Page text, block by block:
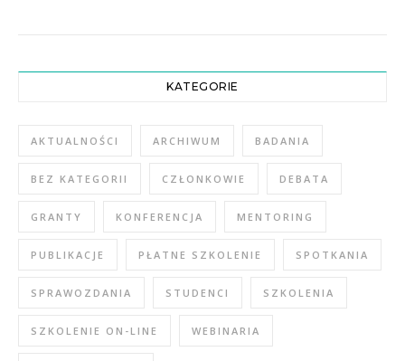
KATEGORIE
AKTUALNOŚCI ARCHIWUM BADANIA
BEZ KATEGORII CZŁONKOWIE DEBATA
GRANTY KONFERENCJA MENTORING
PUBLIKACJE PŁATNE SZKOLENIE SPOTKANIA
SPRAWOZDANIA STUDENCI SZKOLENIA
SZKOLENIE ON-LINE WEBINARIA